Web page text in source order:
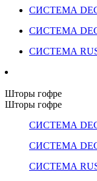
СИСТЕМА
СИСТЕМА
СИСТЕМА
Шторы гофре
Шторы гофре
СИСТЕМА
СИСТЕМА
СИСТЕМА